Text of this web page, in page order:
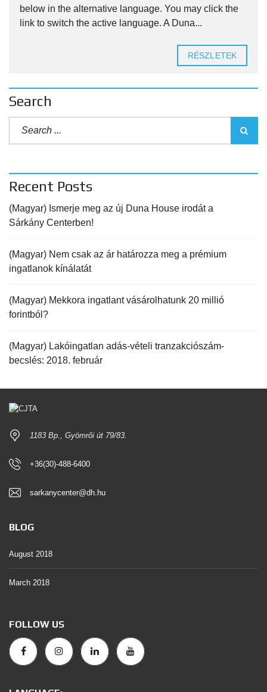
below in the alternative language. You may click the
link to switch the active language. A Duna...
RÉSZLETEK
Search
Recent Posts
(Magyar) Ismerje meg az új Duna House irodát a
Sárkány Centerben!
(Magyar) Nem csak az ár határozza meg a prémium
ingatlanok kínálatát
(Magyar) Mekkora ingatlant vásárolhatunk 20 millió
forintból?
(Magyar) Lakóingatlan adás-vételi tranzakciószám-
becslés: 2018. február
1183 Bp., Gyömrői út 79/83.
+36(30)-488-6400
sarkanycenter@dh.hu
BLOG
August 2018
March 2018
FOLLOW US